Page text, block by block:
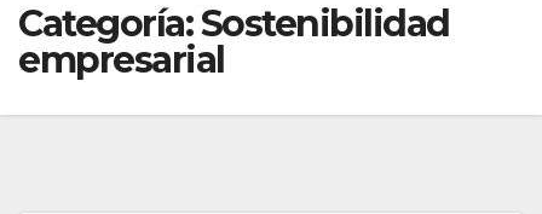
Categoría:Sostenibilidad
empresarial